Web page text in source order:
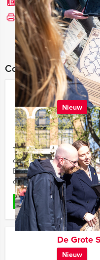
Bel mij terug
Bekijk printbare versie
Combineer dit uitje
VR
Nieuw
Vanaf€
Vanaf 12
Teambuilding, een
ervaring komen samen
Evenementen. In hartje
ontvangen in een ...
LEES MEER
De Grote
Nieuw